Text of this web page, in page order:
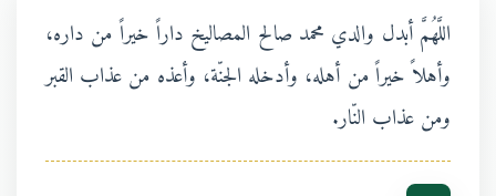
اللَّهُمَّ أبدل والدي محمد صالح المصاليخ داراً خيراً من داره،
وأهلاً خيراً من أهله، وأدخله الجنّة، وأعذه من عذاب القبر
ومن عذاب النّار.